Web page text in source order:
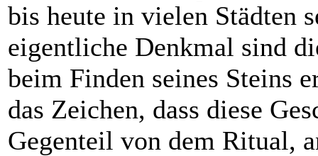
bis heute in vielen Städten
eigentliche Denkmal sind
beim Finden seines Steins
das Zeichen, dass diese
Gegenteil von dem Ritual,